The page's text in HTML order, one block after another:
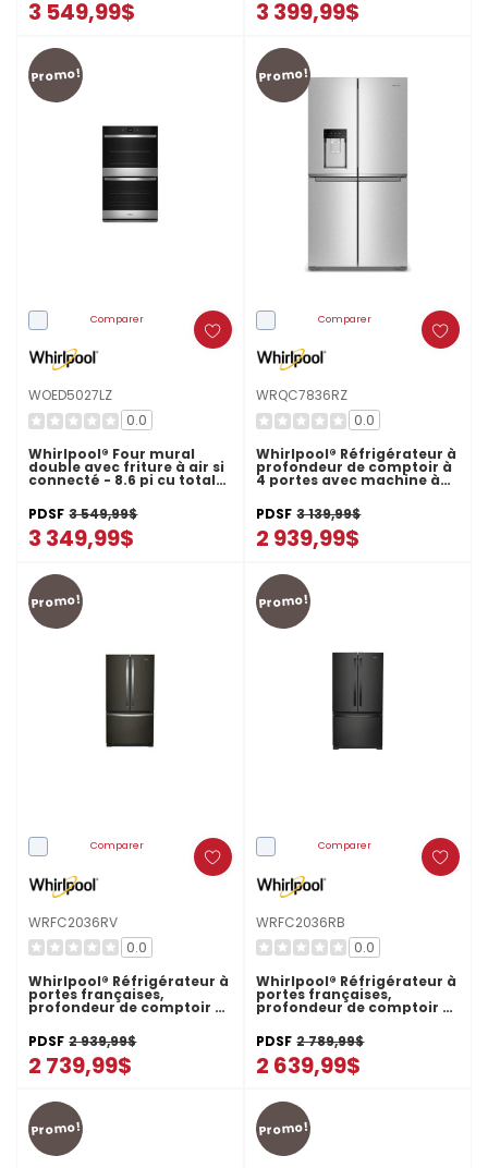
3 549,99$ 3 399,99$
Promo!
Comparer
WOED5027LZ
0.0
Whirlpool® Four mural
double avec friture à air si
connecté - 8.6 pi cu total
PDSF 3 549,99$
3 349,99$
Promo!
Comparer
WRQC7836RZ
0.0
Whirlpool® Réfrigérateur à
profondeur de comptoir à
4 portes avec machine à
glaçons dans la porte de
36 po WRQC7836RZ
PDSF 3 139,99$
2 939,99$
Promo!
Comparer
WRFC2036RV
0.0
Whirlpool® Réfrigérateur à
portes françaises,
profondeur de comptoir et
congélateur inférieur -
36po - 20picu WRFC2036RV
PDSF 2 939,99$
2 739,99$
Promo!
Comparer
WRFC2036RB
0.0
Whirlpool® Réfrigérateur à
portes françaises,
profondeur de comptoir et
congélateur inférieur -
36po - 20picu WRFC2036RB
PDSF 2 789,99$
2 639,99$
Promo! Promo!